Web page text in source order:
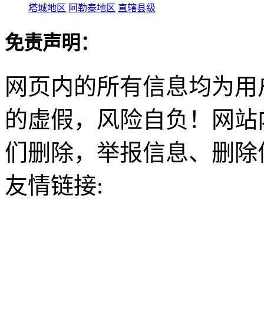
塔城地区 阿勒泰地区 直辖县级
免责声明：
网页内的所有信息均为
的虚假，风险自负！网
们删除，举报信息、删
友情链接: